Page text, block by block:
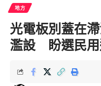
地方
光電板別蓋在
濫設 盼選民用